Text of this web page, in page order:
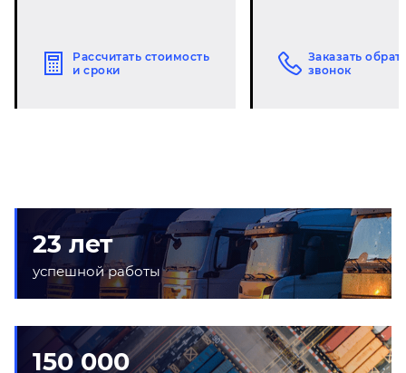
Рассчитать стоимость
и сроки
Заказать
звонок
23 лет
успешной работы
150 000